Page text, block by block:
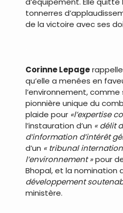
tonnerres
de la victoire avec ses
Corinne Lepage
qu’elle a menées en
l’environnement,
pionnière unique du
plaide pour «l’expertise
l’instauration d’un « délit
d’information d’intérêt
d’un « tribunal
l’environnement »pour
Bhopal, et la nomination
développement
ministère.